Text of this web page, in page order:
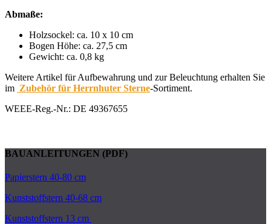
Abmaße:
Holzsockel: ca. 10 x 10 cm
Bogen Höhe: ca. 27,5 cm
Gewicht: ca. 0,8 kg
Weitere Artikel für Aufbewahrung und zur Beleuchtung erhalten Sie
im Zubehör für Herrnhuter Sterne-Sortiment.
WEEE-Reg.-Nr.: DE 49367655
BAUANLEITUNGEN (PDF)
Papierstern 40-80 cm
Kunststoffstern 40-68 cm
Kunststoffstern 13 cm